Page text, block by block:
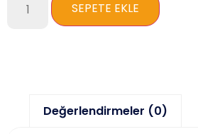
SEPETE EKLE
Değerlendirmeler (0)